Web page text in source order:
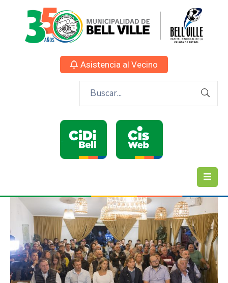
Asistencia al Vecino